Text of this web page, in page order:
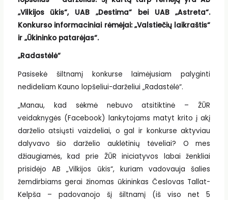
„Vilkijos ūkis“, UAB „Destima“ bei UAB „Astreta“.
Konkurso informaciniai rėmėjai: „Valstiečių laikraštis“
ir „Ūkininko patarėjas“.
„Radastėlė“
Pasisekė šiltnamį konkurse laimėjusiam palyginti
nedideliam Kauno lopšeliui-darželiui „Radastėlė“.
„Manau, kad sėkmė nebuvo atsitiktinė – ŽŪR
veidaknygės (Facebook) lankytojams matyt krito į akį
darželio atsiųsti vaizdeliai, o gal ir konkurse aktyviau
dalyvavo šio darželio auklėtinių tėveliai? O mes
džiaugiamės, kad prie ŽŪR iniciatyvos labai ženkliai
prisidėjo AB „Vilkijos ūkis“, kuriam vadovauja šalies
žemdirbiams gerai žinomas ūkininkas Česlovas Tallat-
Kelpša – padovanojo šį šiltnamį (iš viso net 5